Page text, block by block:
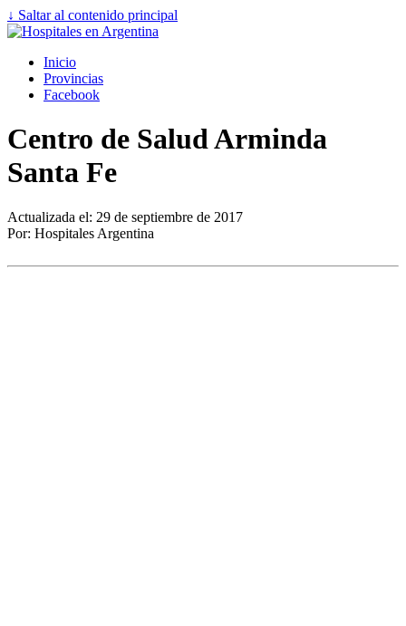
↓ Saltar al contenido principal
Inicio
Provincias
Facebook
Centro de Salud Arminda
Santa Fe
Actualizada el: 29 de septiembre de 2017
Por: Hospitales Argentina